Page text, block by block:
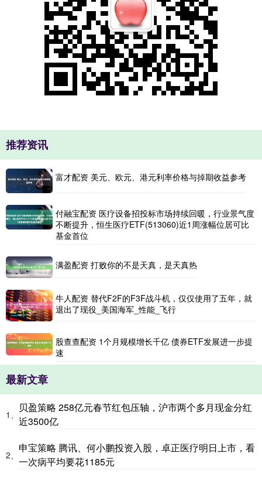
推荐资讯
富才配资 美元、欧元、港元利率价格与掉期收益参考
付融宝配资 医疗设备招投标市场持续回暖，行业景气度
不断提升，恒生医疗ETF(513060)近1周涨幅位居可比
基金首位
满盈配资 打败你的不是天真，是天真热
牛人配资 替代F2F的F3F战斗机，仅仅使用了五年，就
退出了现役_美国海军_性能_飞行
股查查配资 1个月规模增长千亿 债券ETF发展进一步提
速
最新文章
1、
贝盈策略 258亿元春节红包压轴，沪市两个多月现金分红
近3500亿
2、
申宝策略 腾讯、何小鹏投资入股，卓正医疗明日上市，看
一次病平均要花1185元